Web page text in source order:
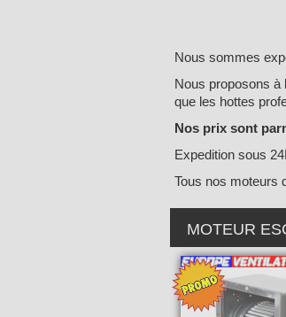
Nous sommes
Nous proposons à
que les hottes
Nos prix sont
Expedition sous
Tous nos moteurs
MOTEUR